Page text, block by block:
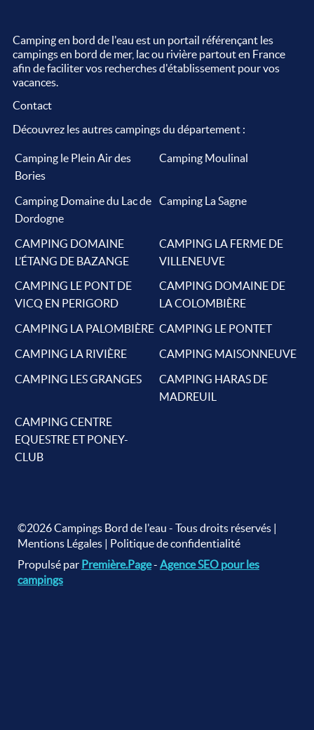
Camping en bord de l'eau est un portail référençant les
campings en bord de mer, lac ou rivière partout en France
afin de faciliter vos recherches d'établissement pour vos
vacances.
Contact
Découvrez les autres campings du département :
Camping le Plein Air des
Bories
Camping Moulinal
Camping Domaine du Lac de
Dordogne
Camping La Sagne
CAMPING DOMAINE
L’ÉTANG DE BAZANGE
CAMPING LA FERME DE
VILLENEUVE
CAMPING LE PONT DE
VICQ EN PERIGORD
CAMPING DOMAINE DE
LA COLOMBIÈRE
CAMPING LA PALOMBIÈRE CAMPING LE PONTET
CAMPING LA RIVIÈRE
CAMPING MAISONNEUVE
CAMPING LES GRANGES
CAMPING HARAS DE
MADREUIL
CAMPING CENTRE
EQUESTRE ET PONEY-
CLUB
©2026 Campings Bord de l'eau - Tous droits réservés |
Mentions Légales|
Politique de confidentialité
Propulsé par Première.Page- Agence SEO pour les
campings